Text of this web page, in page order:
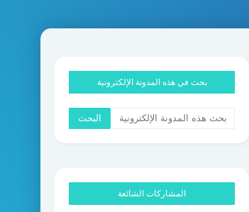
بحث في هذه المدونة الإلكترونية
المشاركات الشائعة